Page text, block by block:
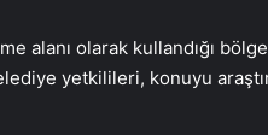
alanı olarak kullandığı
yetkilileri, konuyu